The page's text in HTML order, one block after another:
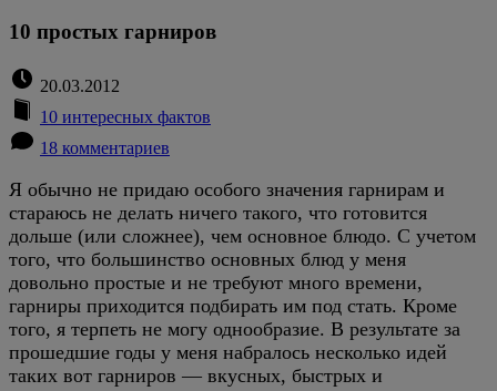
10 простых гарниров
20.03.2012
10 интересных фактов
18 комментариев
Я обычно не придаю особого значения гарнирам и
стараюсь не делать ничего такого, что готовится
дольше (или сложнее), чем основное блюдо. С учетом
того, что большинство основных блюд у меня
довольно простые и не требуют много времени,
гарниры приходится подбирать им под стать. Кроме
того, я терпеть не могу однообразие. В результате за
прошедшие годы у меня набралось несколько идей
таких вот гарниров — вкусных, быстрых и